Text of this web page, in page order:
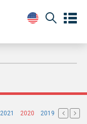
2021 2020 2019